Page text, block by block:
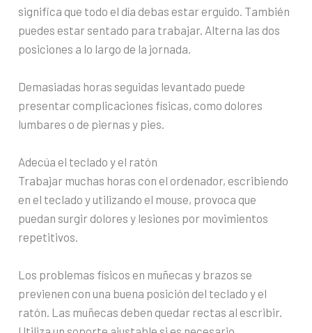
significa que todo el día debas estar erguido. También
puedes estar sentado para trabajar. Alterna las dos
posiciones a lo largo de la jornada.
Demasiadas horas seguidas levantado puede
presentar complicaciones físicas, como dolores
lumbares o de piernas y pies.
Adecúa el teclado y el ratón
Trabajar muchas horas con el ordenador, escribiendo
en el teclado y utilizando el mouse, provoca que
puedan surgir dolores y lesiones por movimientos
repetitivos.
Los problemas físicos en muñecas y brazos se
previenen con una buena posición del teclado y el
ratón. Las muñecas deben quedar rectas al escribir.